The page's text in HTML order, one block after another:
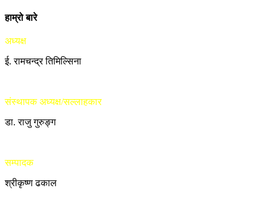
हाम्रो बारे
अध्यक्ष
ई. रामचन्द्र तिमिल्सिना
संस्थापक अध्यक्ष/सल्लाहकार
डा. राजु गुरुङ्ग
सम्पादक
श्रीकृष्ण ढकाल